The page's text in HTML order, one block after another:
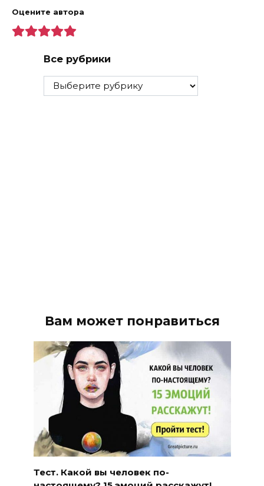
Оцените автора
Все рубрики
Все
рубрики
Вам может понравиться
Тест. Какой вы человек по-